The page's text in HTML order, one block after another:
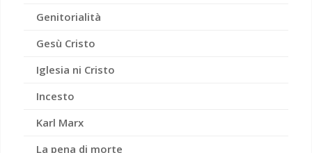
Genitorialità
Gesù Cristo
Iglesia ni Cristo
Incesto
Karl Marx
La pena di morte